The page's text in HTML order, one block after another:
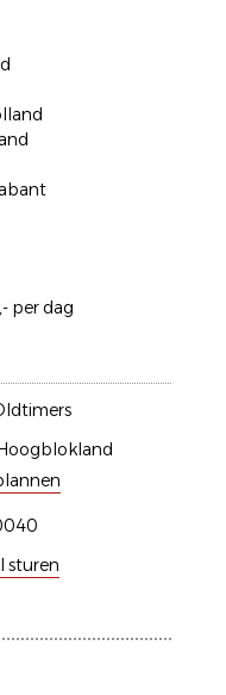
per dag
sturen